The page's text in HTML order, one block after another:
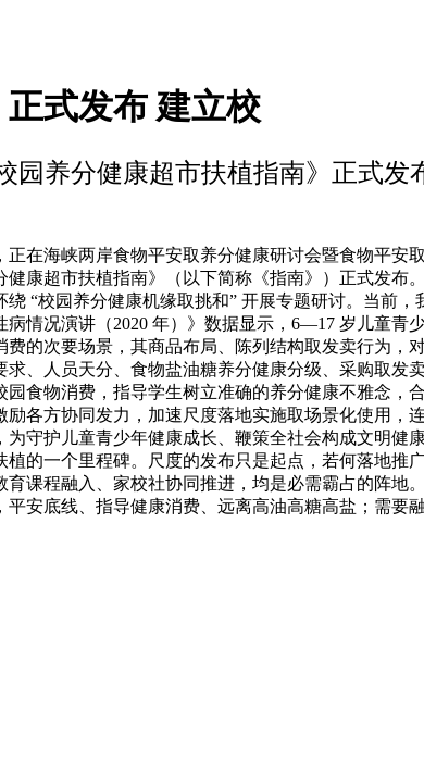
式发布 建立校
园养分健康超市扶植指南》正式发
海峡两岸食物平安取养分健康研讨会暨食物平安
康超市扶植指南》（以下简称《指南》）正式发布
“校园养分健康机缘取挑和” 开展专题研讨。当前
情况演讲（2020 年）》数据显示，6—17 岁儿童青
的次要场景，其商品布局、陈列结构取发卖行为
、人员天分、食物盐油糖养分健康分级、采购取
食物消费，指导学生树立准确的养分健康不雅念
各方协同发力，加速尺度落地实施取场景化使用
守护儿童青少年健康成长、鞭策全社会构成文明
的一个里程碑。尺度的发布只是起点，若何落地推
课程融入、家校社协同推进，均是必需霸占的阵
安底线、指导健康消费、远离高油高糖高盐；需要